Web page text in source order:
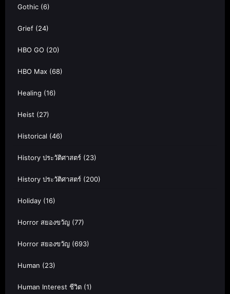
Gothic (6)
Grief (24)
HBO GO (20)
HBO Max (68)
Healing (16)
Heist (27)
Historical (46)
History ประวัติศาสตร์ (23)
History ประวัติศาสตร์ (200)
Holiday (16)
Horror สยองขวัญ (77)
Horror สยองขวัญ (693)
Human (23)
Human Interest ชีวิต (1)